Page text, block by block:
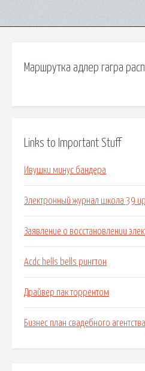
Маршрутка адлер гагра
Links to Important Stuff
Ивушки минус бандера
Электронный журнал школа 39
Заявление о восстановлении
Acdc hells bells рингтон
Драйвер пак торрентом
Бизнес план свадебного